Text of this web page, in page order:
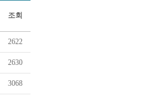
조회
2622
2630
3068